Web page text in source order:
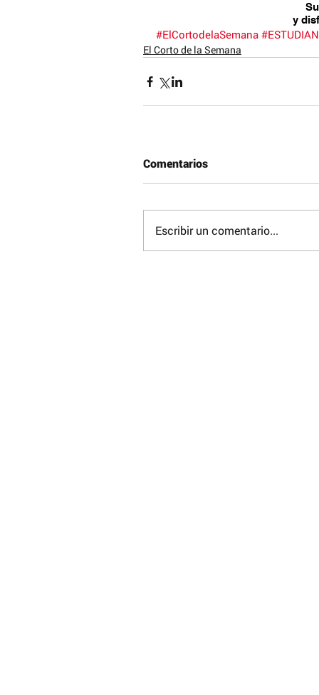
© 2017 Reconocimiento – NoComercial –
Obras protegidas bajo licencia de Creative
y
#ElCortodelaSemana
El Corto de la Semana
Comentarios
Escribir un comentario...